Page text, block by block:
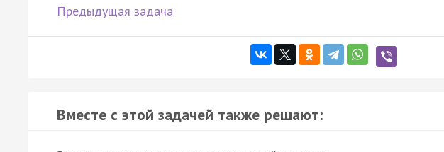
Предыдущая задача
Вместе с этой задачей также решают: